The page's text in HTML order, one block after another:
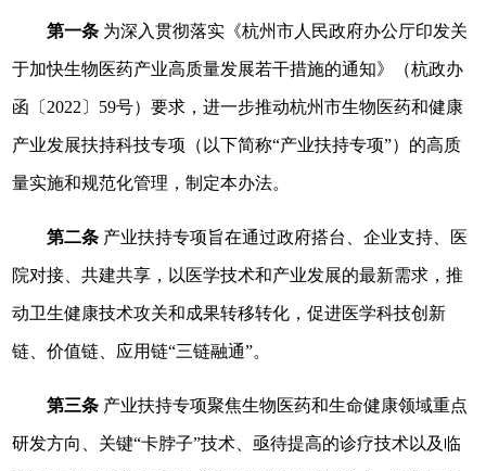
第一条 为深入贯彻落实《杭州市人民政府办公厅印发关
于加快生物医药产业高质量发展若干措施的通知》（杭政办
函〔2022〕59号）要求，进一步推动杭州市生物医药和健康
产业发展扶持科技专项（以下简称“产业扶持专项”）的高质
量实施和规范化管理，制定本办法。
第二条 产业扶持专项旨在通过政府搭台、企业支持、医
院对接、共建共享，以医学技术和产业发展的最新需求，推
动卫生健康技术攻关和成果转移转化，促进医学科技创新
链、价值链、应用链“三链融通”。
第三条 产业扶持专项聚焦生物医药和生命健康领域重点
研发方向、关键“卡脖子”技术、亟待提高的诊疗技术以及临